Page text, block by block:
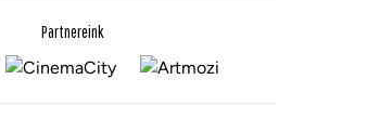
Partnereink